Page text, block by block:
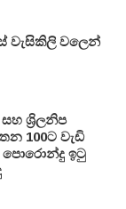
වැසිකිලි වලෙන්
ශ්‍රිලනිප
100ට වැඩි
පොරොන්දු ඉටු